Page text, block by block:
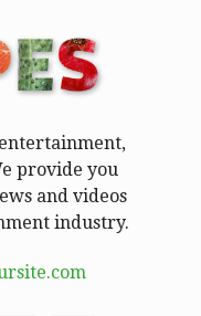
provide you
and videos
industry.